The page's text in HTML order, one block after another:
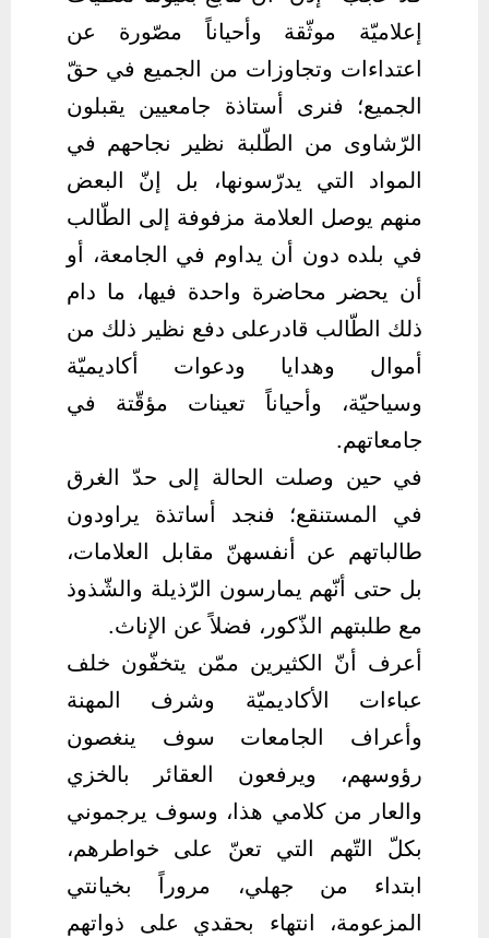
إعلاميّة موثّقة وأحياناً مصّورة عن
اعتداءات وتجاوزات من الجميع في حقّ
الجميع؛ فنرى أستاذة جامعيين يقبلون
الرّشاوى من الطّلبة نظير نجاحهم في
المواد التي يدرّسونها، بل إنّ البعض
منهم يوصل العلامة مزفوفة إلى الطّالب
في بلده دون أن يداوم في الجامعة، أو
أن يحضر محاضرة واحدة فيها، ما دام
ذلك الطّالب قادرعلى دفع نظير ذلك من
أموال وهدايا ودعوات أكاديميّة
وسياحيّة، وأحياناً تعينات مؤقّتة في
جامعاتهم.
في حين وصلت الحالة إلى حدّ الغرق
في المستنقع؛ فنجد أساتذة يراودون
طالباتهم عن أنفسهنّ مقابل العلامات،
بل حتى أنّهم يمارسون الرّذيلة والشّذوذ
مع طلبتهم الذّكور، فضلاً عن الإناث.
أعرف أنّ الكثيرين ممّن يتخفّون خلف
عباءات الأكاديميّة وشرف المهنة
وأعراف الجامعات سوف ينغصون
رؤوسهم، ويرفعون العقائر بالخزي
والعار من كلامي هذا، وسوف يرجموني
بكلّ التّهم التي تعنّ على خواطرهم،
ابتداء من جهلي، مروراً بخيانتي
المزعومة، انتهاء بحقدي على ذواتهم